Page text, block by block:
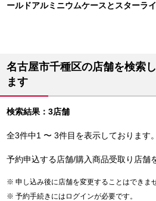
ールドアルミニウムケースとスターラ
名古屋市千種区の店舗を検索
ます
検索結果：3店舗
全3件中1 〜 3件目を表示しております
予約申込する店舗/購入商品受取り店舗
申し込み後に店舗を変更することはできま
予約手続きにはログインが必要です。